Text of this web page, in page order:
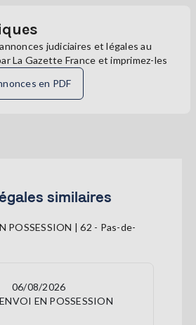
judiciaires et légales au
La Gazette France et imprimez-les
en PDF
similaires
POSSESSION | 62 - Pas-de-
06/08/2026
EN POSSESSION